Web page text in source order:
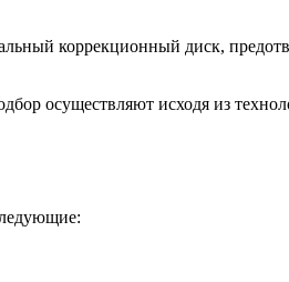
коррекционный диск,
осуществляют исходя из